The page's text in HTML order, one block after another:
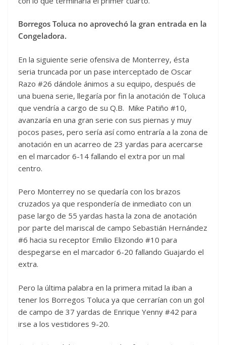
Borregos Toluca no aprovechó la gran entrada en la
Congeladora.
En la siguiente serie ofensiva de Monterrey, ésta
seria truncada por un pase interceptado de Oscar
Razo #26 dándole ánimos a su equipo, después de
una buena serie, llegaría por fin la anotación de Toluca
que vendría a cargo de su Q.B. Mike Patiño #10,
avanzaría en una gran serie con sus piernas y muy
pocos pases, pero sería así como entraría a la zona de
anotación en un acarreo de 23 yardas para acercarse
en el marcador 6-14 fallando el extra por un mal
centro.
Pero Monterrey no se quedaría con los brazos
cruzados ya que respondería de inmediato con un
pase largo de 55 yardas hasta la zona de anotación
por parte del mariscal de campo Sebastián Hernández
#6 hacia su receptor Emilio Elizondo #10 para
despegarse en el marcador 6-20 fallando Guajardo el
extra.
Pero la última palabra en la primera mitad la iban a
tener los Borregos Toluca ya que cerrarían con un gol
de campo de 37 yardas de Enrique Yenny #42 para
irse a los vestidores 9-20.